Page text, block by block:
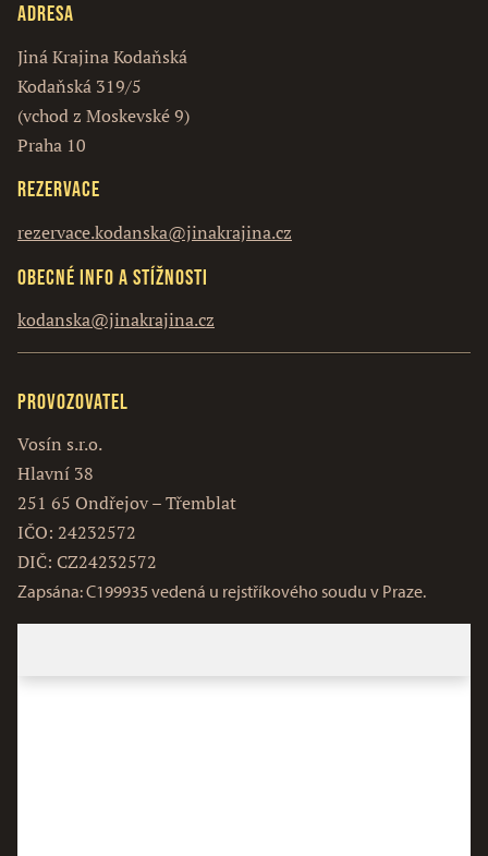
Adresa
Jiná Krajina Kodaňská
Kodaňská 319/5
(vchod z Moskevské 9)
Praha 10
Rezervace
rezervace.kodanska@jinakrajina.cz
Obecné info a stížnosti
kodanska@jinakrajina.cz
Provozovatel
Vosín s.r.o.
Hlavní 38
251 65 Ondřejov – Třemblat
IČO: 24232572
DIČ: CZ24232572
Zapsána: C199935 vedená u rejstříkového soudu v Praze.